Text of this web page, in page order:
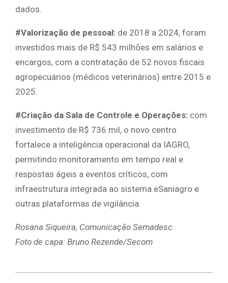
dados.
#Valorização de pessoal: de 2018 a 2024, foram
investidos mais de R$ 543 milhões em salários e
encargos, com a contratação de 52 novos fiscais
agropecuários (médicos veterinários) entre 2015 e
2025.
#Criação da Sala de Controle e Operações: com
investimento de R$ 736 mil, o novo centro
fortalece a inteligência operacional da IAGRO,
permitindo monitoramento em tempo real e
respostas ágeis a eventos críticos, com
infraestrutura integrada ao sistema eSaniagro e
outras plataformas de vigilância.
Rosana Siqueira, Comunicação Semadesc
Foto de capa: Bruno Rezende/Secom